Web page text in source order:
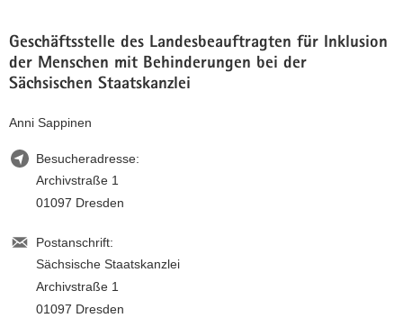
Geschäftsstelle des Landesbeauftragten für Inklusion
der Menschen mit Behinderungen bei der
Sächsischen Staatskanzlei
Anni Sappinen
Besucheradresse:
Archivstraße 1
01097 Dresden
Postanschrift:
Sächsische Staatskanzlei
Archivstraße 1
01097 Dresden